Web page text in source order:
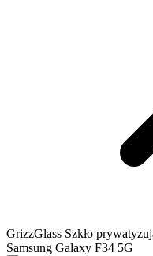
GrizzGlass Szkło
Samsung Galaxy F34 5G